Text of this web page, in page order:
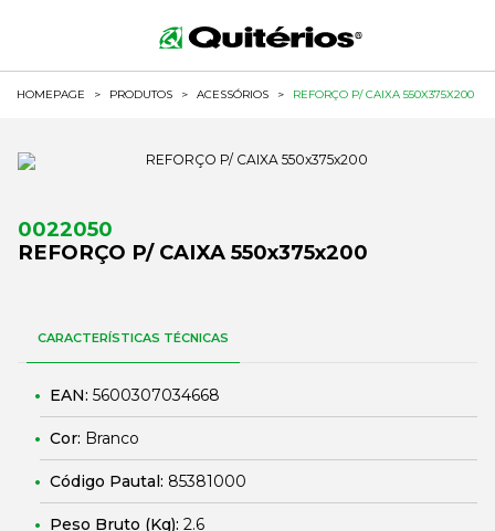
HOMEPAGE > PRODUTOS > ACESSÓRIOS > REFORÇO P/ CAIXA 550X375X200
0022050
REFORÇO P/ CAIXA 550x375x200
CARACTERÍSTICAS TÉCNICAS
EAN: 5600307034668
Cor: Branco
Código Pautal: 85381000
Peso Bruto (Kg): 2.6